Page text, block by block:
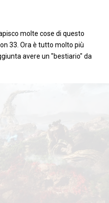
molte cose di questo
33. Ora è tutto molto più
avere un "bestiario" da